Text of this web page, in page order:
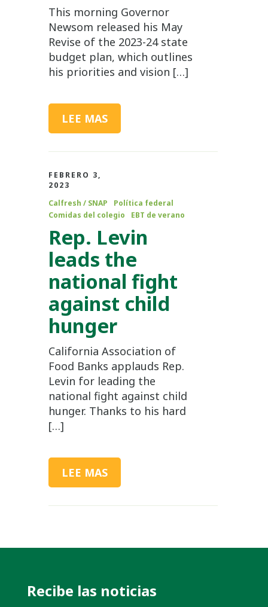
This morning Governor
Newsom released his May
Revise of the 2023-24 state
budget plan, which outlines
his priorities and vision […]
LEE MAS
FEBRERO 3,
2023
Calfresh / SNAP
Política federal
Comidas del colegio
EBT de verano
Rep. Levin
leads the
national fight
against child
hunger
California Association of
Food Banks applauds Rep.
Levin for leading the
national fight against child
hunger. Thanks to his hard
[…]
LEE MAS
Recibe las noticias